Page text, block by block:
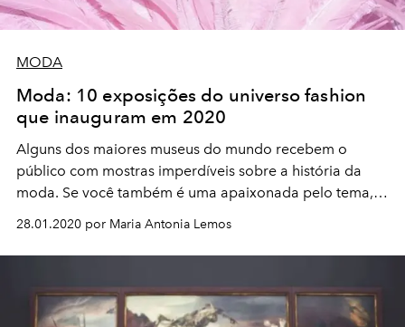
MODA
Moda: 10 exposições do universo fashion
que inauguram em 2020
Alguns dos maiores museus do mundo recebem o
público com mostras imperdíveis sobre a história da
moda. Se você também é uma apaixonada pelo tema,
viagem a alguma de suas principais capitais.
28.01.2020 por Maria Antonia Lemos